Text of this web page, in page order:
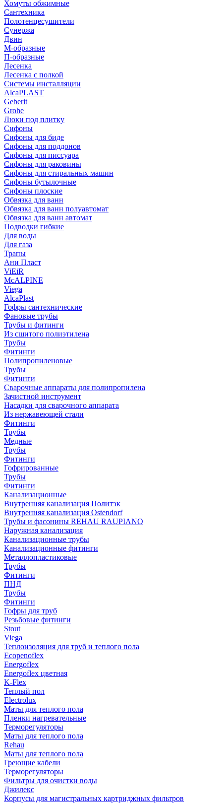
Хомуты обжимные
Сантехника
Полотенцесушители
Сунержа
Двин
М-образные
П-образные
Лесенка
Лесенка с полкой
Системы инсталляции
AlcaPLAST
Geberit
Grohe
Люки под плитку
Сифоны
Сифoны для биде
Сифoны для поддонов
Сифoны для писсуара
Сифоны для раковины
Сифоны для стиральных машин
Сифоны бутылочные
Сифоны плоские
Обвязка для ванн
Обвязка для ванн полуавтомат
Обвязка для ванн автомат
Подводки гибкие
Для воды
Для газа
Трапы
Ани Пласт
ViEiR
McALPINE
Viega
AlcaPlast
Гофры сантехнические
Фановые трубы
Трубы и фитинги
Из сшитого полиэтилена
Трубы
Фитинги
Полипропиленовые
Трубы
Фитинги
Сварочные аппараты для полипропилена
Зачистной инструмент
Насадки для сварочного аппарата
Из нержавеющей стали
Фитинги
Трубы
Медные
Трубы
Фитинги
Гофрированные
Трубы
Фитинги
Канализационные
Внутренняя канализация Политэк
Внутренняя канализация Ostendorf
Трубы и фасонины REHAU RAUPIANO
Наружная канализация
Канализационные трубы
Канализационные фитинги
Металлопластиковые
Трубы
Фитинги
ПНД
Трубы
Фитинги
Гофры для труб
Резьбовые фитинги
Stout
Viega
Теплоизоляция для труб и теплого пола
Ecopenoflex
Energoflex
Energoflex цветная
K-Flex
Теплый пол
Electrolux
Маты для теплого пола
Пленки нагревательные
Терморегуляторы
Маты для теплого пола
Rehau
Маты для теплого пола
Греющие кабели
Терморегуляторы
Фильтры для очистки воды
Джилекс
Корпусы для магистральных картриджных фильтров